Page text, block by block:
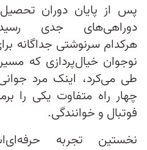
پس از پایان دوران
دوراهی‌های جدی
هرکدام سرنوشتی جداگانه
نوجوان خیال‌پردازی که
طی می‌کرد، اینک مرد
چهار راه متفاوت یکی را
فوتبال و خوانندگی.
نخستین تجربه